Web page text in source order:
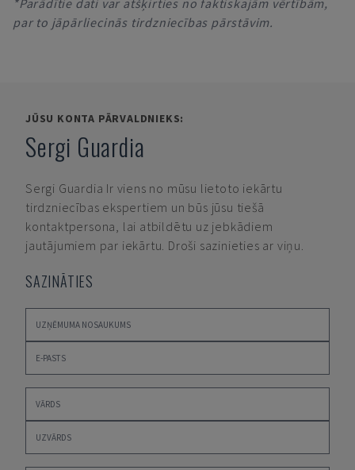
*Parādītie dati var atšķirties no faktiskajām vērtībām,
par to jāpārliecinās tirdzniecības pārstāvim.
JŪSU KONTA PĀRVALDNIEKS:
Sergi Guardia
Sergi Guardia Ir viens no mūsu lietoto iekārtu
tirdzniecības ekspertiem un būs jūsu tiešā
kontaktpersona, lai atbildētu uz jebkādiem
jautājumiem par iekārtu. Droši sazinieties ar viņu.
SAZINĀTIES